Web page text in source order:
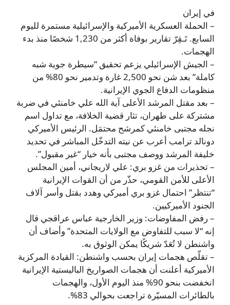
في إيران
– الحملة العسكرية الأميركية والإسرائيلية مستمرة لليوم
السابع. تَـقِرّ تقارير بوفاة أكثر من 1,230 شخصًا منذ بدء
الهجمات.
– الجيش الإسرائيلي يزعم تحقيق “سيطرة جوية شبه
كاملة” بعد شن نحو 2,500 غارة وتدمير نحو 80% من
منظومات الدفاع الجوي الإيرانية.
– بعد مقتل المرشد الأعلى آية الله علي خامنئي في ضربة
مشتركة على طهران، تثار قضية الخلافة، مع تداول اسم
نجله مجتبى خامنئي كمرشح محتمَل. الرئيس الأميركي
دونالد ترامب أعرب عن نيته التدخّل المباشر في تحديد
خليفة المرشد ووصف مجتبى بأنه خيار “غير مقبول”.
– تحذيرات من غزو بري: علي لاريجاني، أمين المجلس
الأعلى للأمن القومي، حذّر من أن القوات الإيرانية
“تنتظر” احتمال غزو بري أميركي وهدد بقتل وأسر آلاف
الجنود الأميركيين.
– رفض المفاوضات: وزير الخارجية عباس عراقجي قال
إنه “لا سبب للتفاوض مع الولايات المتحدة” وأضاف أن
واشنطن لا تُعَدّ شريكًا يمكن الوثوق به.
– تقلّص هجمات إيران بحسب واشنطن: القيادة المركزية
الأميركية أعلنت أن هجمات الصواريخ الباليستية الإيرانية
انخفضت بنحو 90% منذ اليوم الأول، والهجمات
بالطائرات المسيّرة تراجعت بحوالي 83%.